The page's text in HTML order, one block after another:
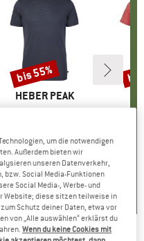
MARKE
HEBER PEAK
+4
4,5(117)
Rabatt
bis 55%
Women's
um die notwendigen
Außerdem bieten wir
unseren Datenverkehr,
bzw. Social Media-Funktionen
Social Media-, Werbe- und
Website; diese sitzen teilweise in
Schutz deiner Daten, etwa vor
von „Alle auswählen“ erklärst du
Wenn du keine Cookies mit